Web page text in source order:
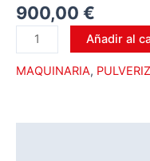
900,00 €
Añadir al
MAQUINARIA,